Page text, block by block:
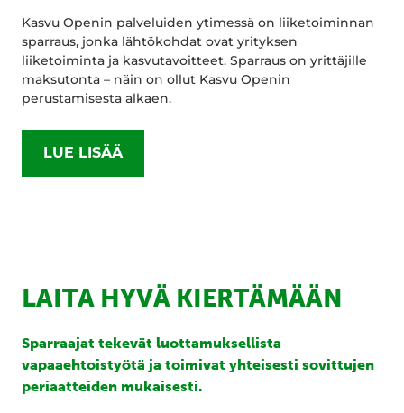
Kasvu Openin palveluiden ytimessä on liiketoiminnan
sparraus, jonka lähtökohdat ovat yrityksen
liiketoiminta ja kasvutavoitteet. Sparraus on yrittäjille
maksutonta – näin on ollut Kasvu Openin
perustamisesta alkaen.
LUE LISÄÄ
LAITA HYVÄ KIERTÄMÄÄN
Sparraajat tekevät luottamuksellista
vapaaehtoistyötä ja toimivat yhteisesti sovittujen
periaatteiden mukaisesti.